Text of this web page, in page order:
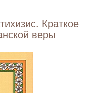
Краткое
веры